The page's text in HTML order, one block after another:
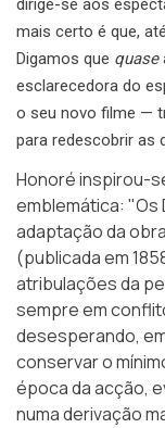
dirige-se aos
mais certo é que,
Digamos que quase
esclarecedora do
o seu novo filme —
para redescobrir as
Honoré inspirou-
emblemática: "Os
adaptação da
(publicada em
atribulações da
sempre em
desesperando,
conservar o
época da acção,
numa derivação